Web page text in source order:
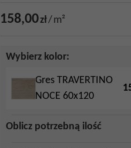
158,00zł/m²
Wybierz kolor:
Gres TRAVERTINO
NOCE 60x120
Oblicz potrzebną ilość